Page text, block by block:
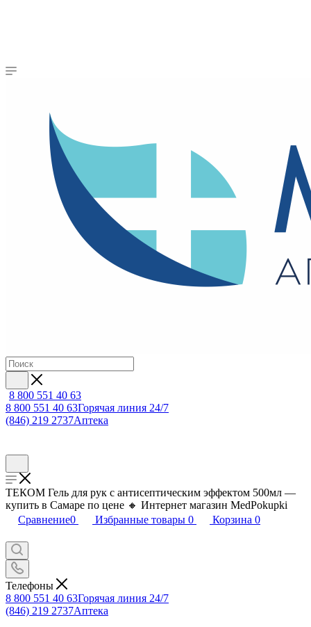
8 800 551 40 63
8 800 551 40 63Горячая линия 24/7
(846) 219 2737Аптека
ТЕКОМ Гель для рук с антисептическим эффектом 500мл —
купить в Самаре по цене 🔸 Интернет магазин MedPokupki
Сравнение0 Избранные товары 0 Корзина 0
Телефоны
8 800 551 40 63Горячая линия 24/7
(846) 219 2737Аптека